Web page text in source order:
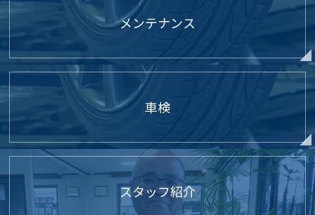
当社は、お客さまよりお預かりした個人情報を適切に管
理し、次のいずれかに該当する場合を除き、個人情報を
第三者に開示いたしません。
・ お客さまの同意がある場合
・ お客さまが希望されるサービスを行なうために当社
が業務を委託する業者に対して開示する場合
・ 法令に基づき開示することが必要である場合
● 個人情報の安全対策
当社は、個人情報の正確性及び安全性確保のために、セ
キュリティに万全の対策を講じています。
メンテナンス
車検
スタッフ紹介